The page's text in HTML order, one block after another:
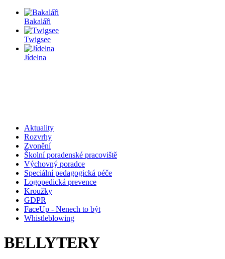
Bakaláři
Twigsee
Jídelna
Aktuality
Rozvrhy
Zvonění
Školní poradenské pracoviště
Výchovný poradce
Speciální pedagogická péče
Logopedická prevence
Kroužky
GDPR
FaceUp - Nenech to být
Whistleblowing
BELLYTERY